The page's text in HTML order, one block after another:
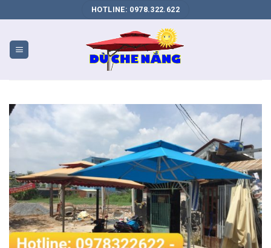
VỤ
WEB
HOTLINE: 0978.322.622